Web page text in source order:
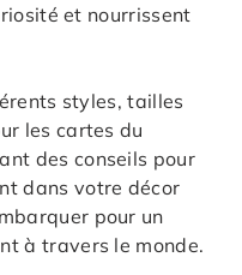
et nourrissent
styles, tailles
les cartes du
des conseils pour
dans votre décor
pour un
à travers le monde.